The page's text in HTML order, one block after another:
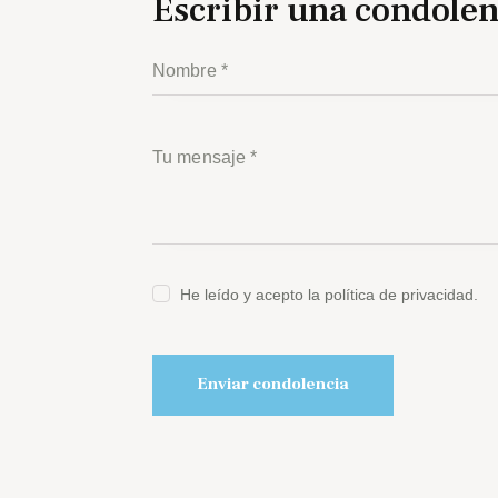
Escribir una
He leído y acepto la política de privacidad.